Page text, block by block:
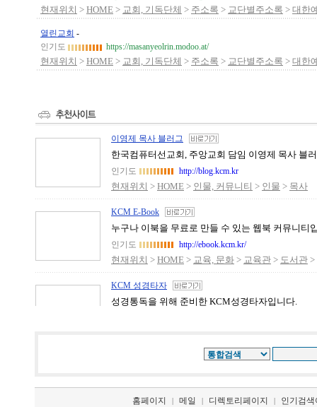
홈페이지 | 메일 | 디렉토리페이지 | 인기검색